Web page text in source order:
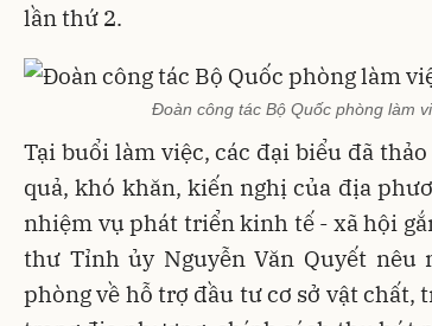
lần thứ 2.
Đoàn công tác Bộ Quốc phòng làm
Tại buổi làm việc, các đại biểu đã
quả, khó khăn, kiến nghị của địa
nhiệm vụ phát triển kinh tế - xã hội
thư Tỉnh ủy Nguyễn Văn Quyết nêu
phòng về hỗ trợ đầu tư cơ sở vật